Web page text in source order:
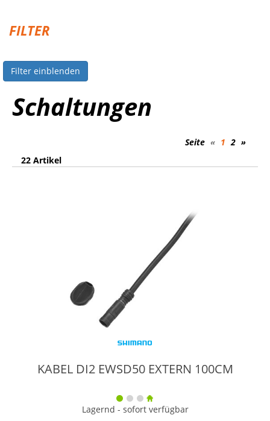
FILTER
Filter einblenden
Schaltungen
Seite « 1 2 »
22 Artikel
KABEL DI2 EWSD50 EXTERN 100CM
Lagernd - sofort verfügbar